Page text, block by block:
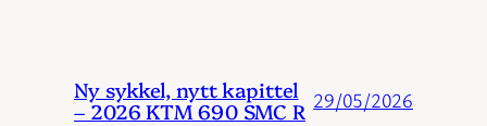
Ny sykkel, nytt kapittel
– 2026 KTM 690 SMC R 29/05/2026